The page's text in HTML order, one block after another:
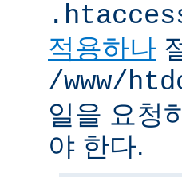
적용하나
/www/
일을 요청
야 한다.